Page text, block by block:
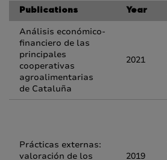
Publications Year
Análisis económico-
financiero de las
principales
cooperativas
agroalimentarias
de Cataluña
2021
Prácticas externas:
valoración de los
2019